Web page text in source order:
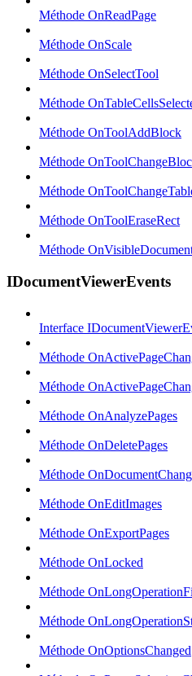
Méthode OnReadPage
Méthode OnScale
Méthode OnSelectTool
Méthode
Méthode OnToolAddBlock
Méthode
Méthode
Méthode OnToolEraseRect
Méthode
IDocumentViewerEvents
Interface
Méthode
Méthode
Méthode OnAnalyzePages
Méthode OnDeletePages
Méthode
Méthode OnEditImages
Méthode OnExportPages
Méthode OnLocked
Méthode
Méthode
Méthode OnOptionsChanged